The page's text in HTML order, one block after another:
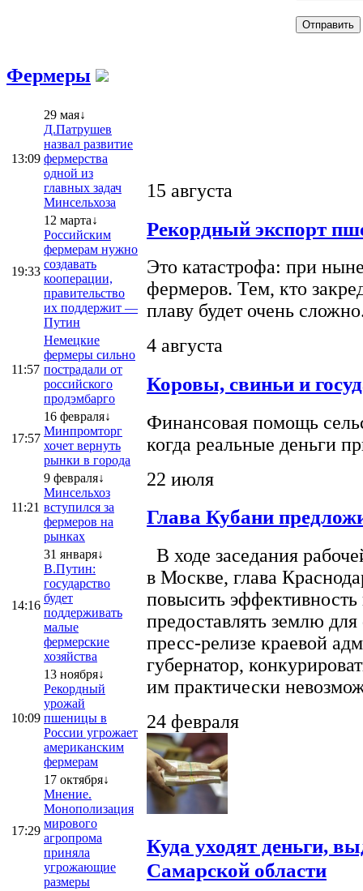
Фермеры
13:09
29 мая↓
Д.Патрушев
назвал развитие
фермерства
одной из
главных задач
Минсельхоза
19:33
12 марта↓
Российским
фермерам нужно
создавать
кооперации,
правительство
их поддержит —
Путин
11:57
Немецкие
фермеры сильно
пострадали от
российского
продэмбарго
17:57
16 февраля↓
Минпромторг
хочет вернуть
рынки в города
11:21
9 февраля↓
Минсельхоз
вступился за
фермеров на
рынках
14:16
31 января↓
В.Путин:
государство
будет
поддерживать
малые
фермерские
хозяйства
10:09
13 ноября↓
Рекордный
урожай
пшеницы в
России угрожает
американским
фермерам
17:29
17 октября↓
Мнение.
Монополизация
мирового
агропрома
приняла
угрожающие
размеры
15 августа
Рекордный экспорт
Это катастрофа: при
фермеров. Тем, кто
плаву будет очень
4 августа
Коровы, свиньи и
Финансовая помощь
когда реальные деньги
22 июля
Глава Кубани
В ходе заседания
в Москве, глава
повысить эффективность
предоставлять землю
пресс-релизе краевой
губернатор,
им практически
24 февраля
Куда уходят деньги,
Самарской области